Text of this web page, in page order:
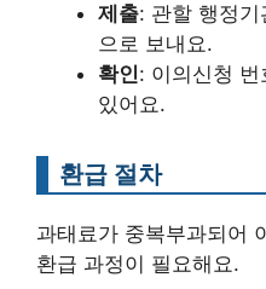
제출: 관할 행정
으로 보내요.
확인: 이의신청
있어요.
환급 절차
과태료가 중복부과되어
환급 과정이 필요해요.